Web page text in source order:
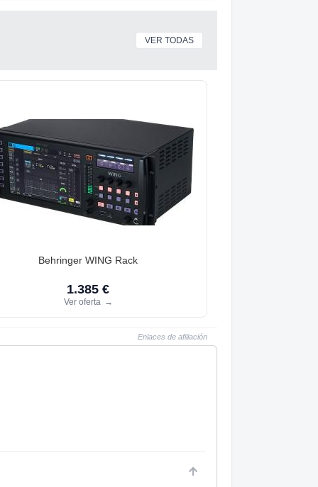
VER TODAS
Behringer WING Rack
1.385 €
Ver oferta →
Enlaces de afiliación